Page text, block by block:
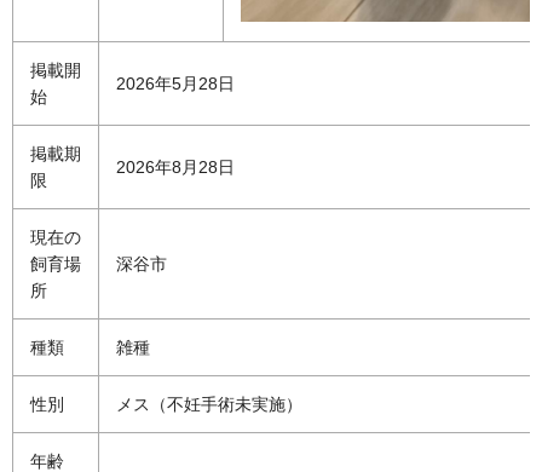
掲載開
始
2026年5月28日
掲載期
限
2026年8月28日
現在の
飼育場
所
深谷市
種類 雑種
性別 メス（不妊手術未実施）
年齢